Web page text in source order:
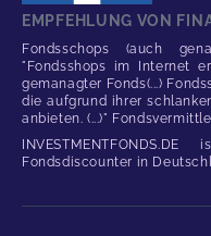
EMPFEHLUNG VON
Fondsschops (auch
"Fondsshops im Internet
gemanagter Fonds(...)
die aufgrund ihrer
anbieten. (...)"
Fondsdiscounter in